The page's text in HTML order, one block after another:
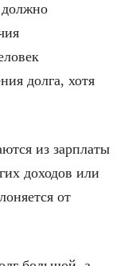
должно
долга, хотя
из зарплаты
доходов или
от